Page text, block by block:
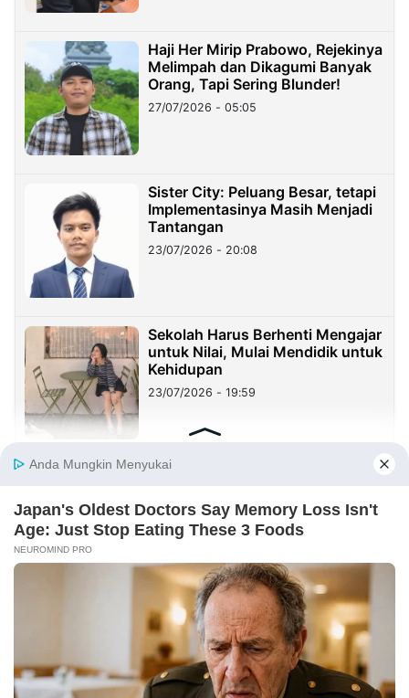
Haji Her Mirip Prabowo, Rejekinya
Melimpah dan Dikagumi Banyak
Orang, Tapi Sering Blunder!
27/07/2026 - 05:05
Sister City: Peluang Besar, tetapi
Implementasinya Masih Menjadi
Tantangan
23/07/2026 - 20:08
Sekolah Harus Berhenti Mengajar
untuk Nilai, Mulai Mendidik untuk
Kehidupan
23/07/2026 - 19:59
KDM
21/07/2026 - 09:22
REDAKSI INFORMASI IKLAN